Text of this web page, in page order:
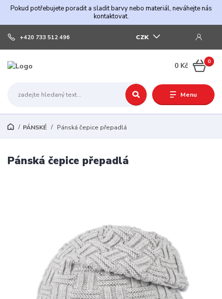
Pokud potřebujete poradit a sladit barvy nebo materiál, neváhejte nás
kontaktovat.
Menu
CZK
+420 733 512 496
0
0 Kč
PÁNSKÉ Pánská čepice přepadlá
Pánská čepice přepadlá